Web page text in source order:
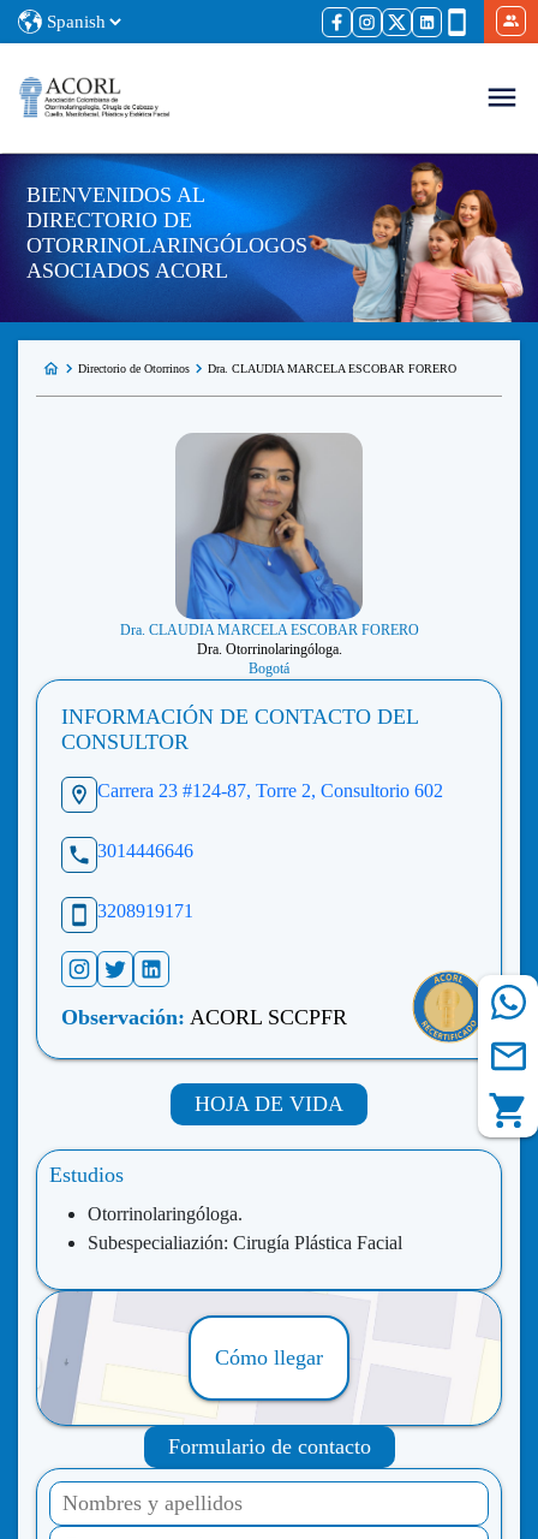
BIENVENIDOS AL
DIRECTORIO DE
OTORRINOLARINGÓLOGOS
ASOCIADOS ACORL
Directorio de Otorrinos Dra. CLAUDIA MARCELA ESCOBAR FORERO
Dra. CLAUDIA MARCELA ESCOBAR FORERO
Dra. Otorrinolaringóloga.
Bogotá
INFORMACIÓN DE CONTACTO DEL
CONSULTOR
Carrera 23 #124-87, Torre 2, Consultorio 602
3014446646
3208919171
Observación: ACORL SCCPFR
HOJA DE VIDA
Estudios
Otorrinolaringóloga.
Subespecialiazión: Cirugía Plástica Facial
Cómo llegar
Formulario de contacto